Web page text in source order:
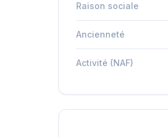
Raison sociale
Ancienneté
Activité (NAF)